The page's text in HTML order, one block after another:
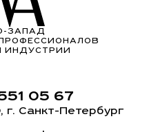
ЗАПАД
ИНДУСТРИИ
05 67
Санкт-Петербург